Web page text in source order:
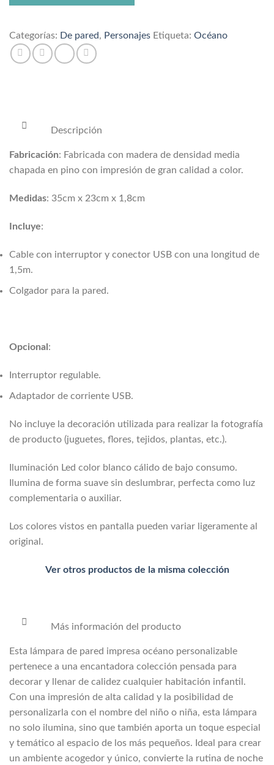
océano
cantidad
Categorías: De pared, Personajes Etiqueta: Océano
Descripción
Fabricación: Fabricada con madera de densidad media
chapada en pino con impresión de gran calidad a color.
Medidas: 35cm x 23cm x 1,8cm
Incluye:
Cable con interruptor y conector USB con una longitud de
1,5m.
Colgador para la pared.
Opcional :
Interruptor regulable.
Adaptador de corriente USB.
No incluye la decoración utilizada para realizar la fotografía
de producto (juguetes, flores, tejidos, plantas, etc.).
Iluminación Led color blanco cálido de bajo consumo.
Ilumina de forma suave sin deslumbrar, perfecta como luz
complementaria o auxiliar.
Los colores vistos en pantalla pueden variar ligeramente al
original.
Ver otros productos de la misma colección
Más información del producto
Esta lámpara de pared impresa océano personalizable
pertenece a una encantadora colección pensada para
decorar y llenar de calidez cualquier habitación infantil.
Con una impresión de alta calidad y la posibilidad de
personalizarla con el nombre del niño o niña, esta lámpara
no solo ilumina, sino que también aporta un toque especial
y temático al espacio de los más pequeños. Ideal para crear
un ambiente acogedor y único, convierte la rutina de noche